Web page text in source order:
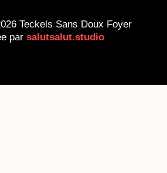
Teckels Sans Doux Foyer
par salutsalut.studio